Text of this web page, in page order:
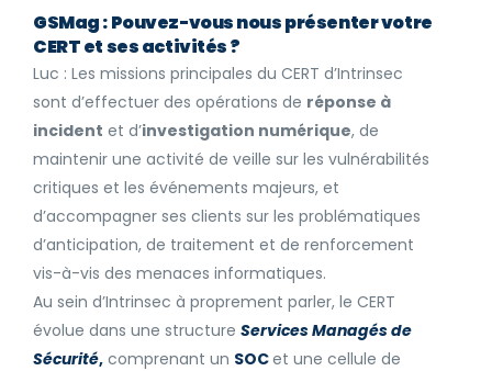
GSMag : Pouvez-vous nous présenter votre
CERT et ses activités ?
Luc : Les missions principales du CERT d’Intrinsec
sont d’effectuer des opérations de réponse à
incident et d’investigation numérique, de
maintenir une activité de veille sur les vulnérabilités
critiques et les événements majeurs, et
d’accompagner ses clients sur les problématiques
d’anticipation, de traitement et de renforcement
vis-à-vis des menaces informatiques.
Au sein d’Intrinsec à proprement parler, le CERT
évolue dans une structure Services Managés de
Sécurité, comprenant un SOCet une cellule de